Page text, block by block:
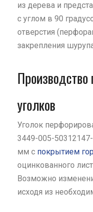
из дерева и
с углом в 90
отверстия
закрепления
уголков
Уголок
3449-005-
мм с покрытием
оцинкованного
Возможно
исходя из